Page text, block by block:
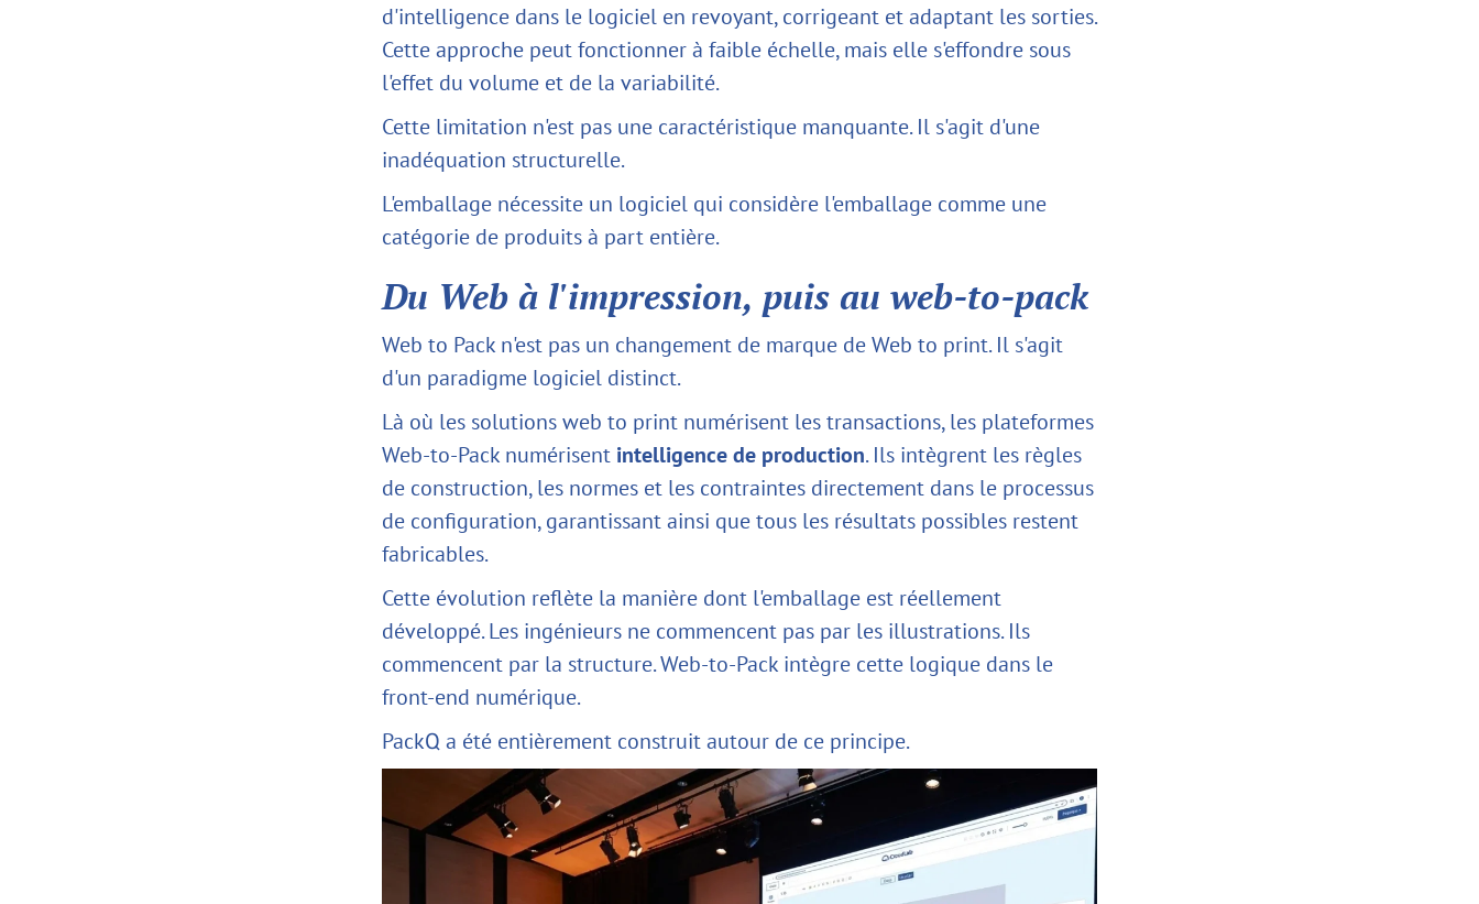
d'intelligence dans le logiciel en revoyant, corrigeant et adaptant les sorties.
Cette approche peut fonctionner à faible échelle, mais elle s'effondre sous
l'effet du volume et de la variabilité.
Cette limitation n'est pas une caractéristique manquante. Il s'agit d'une
inadéquation structurelle.
L'emballage nécessite un logiciel qui considère l'emballage comme une
catégorie de produits à part entière.
Du Web à l'impression, puis au web-to-pack
Web to Pack n'est pas un changement de marque de Web to print. Il s'agit
d'un paradigme logiciel distinct.
Là où les solutions web to print numérisent les transactions, les plateformes
Web-to-Pack numérisent intelligence de production. Ils intègrent les règles
de construction, les normes et les contraintes directement dans le processus
de configuration, garantissant ainsi que tous les résultats possibles restent
fabricables.
Cette évolution reflète la manière dont l'emballage est réellement
développé. Les ingénieurs ne commencent pas par les illustrations. Ils
commencent par la structure. Web-to-Pack intègre cette logique dans le
front-end numérique.
PackQ a été entièrement construit autour de ce principe.